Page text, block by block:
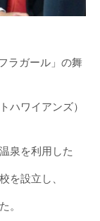
ラガール」の舞
ハワイアンズ）
泉を利用した
を設立し、
。